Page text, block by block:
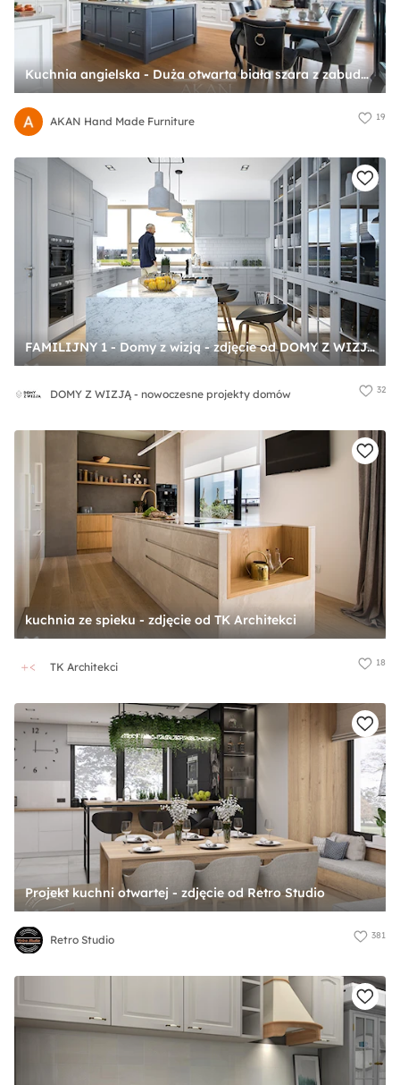
Kuchnia angielska - Duża otwarta biała szara z zabudowaną lodówką z lodówką wolnostojącą z podblatowym zlewozmywakiem kuchnia w kształcie litery l z wyspą lub półwyspem z oknem, styl tradycyjny - zdjęcie od AKAN Hand Made Furniture
AKAN Hand Made Furniture 19
FAMILIJNY 1 - Domy z wizją - zdjęcie od DOMY Z WIZJĄ - nowoczesne projekty domów
DOMY Z WIZJĄ - nowoczesne projekty domów 32
kuchnia ze spieku - zdjęcie od TK Architekci
TK Architekci 18
Projekt kuchni otwartej - zdjęcie od Retro Studio
Retro Studio 381